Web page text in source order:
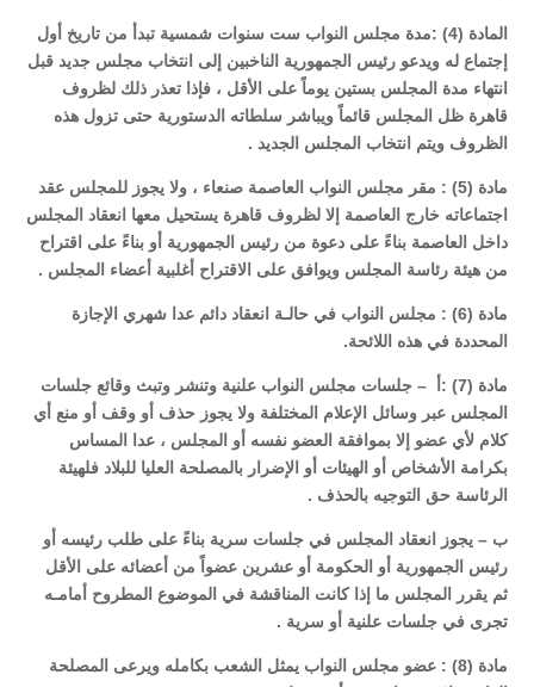
المادة (4) :مدة مجلس النواب ست سنوات شمسية تبدأ من تاريخ أول
إجتماع له ويدعو رئيس الجمهورية الناخبين إلى انتخاب مجلس جديد قبل
انتهاء مدة المجلس بستين يوماً على الأقل ، فإذا تعذر ذلك لظروف
قاهرة ظل المجلس قائماً ويباشر سلطاته الدستورية حتى تزول هذه
الظروف ويتم انتخاب المجلس الجديد .
مادة (5) : مقر مجلس النواب العاصمة صنعاء ، ولا يجوز للمجلس عقد
اجتماعاته خارج العاصمة إلا لظروف قاهرة يستحيل معها انعقاد المجلس
داخل العاصمة بناءً على دعوة من رئيس الجمهورية أو بناءً على اقتراح
من هيئة رئاسة المجلس ويوافق على الاقتراح أغلبية أعضاء المجلس .
مادة (6) : مجلس النواب في حالـة انعقاد دائم عدا شهري الإجازة
المحددة في هذه اللائحة.
مادة (7) :أ – جلسات مجلس النواب علنية وتنشر وتبث وقائع جلسات
المجلس عبر وسائل الإعلام المختلفة ولا يجوز حذف أو وقف أو منع أي
كلام لأي عضو إلا بموافقة العضو نفسه أو المجلس ، عدا المساس
بكرامة الأشخاص أو الهيئات أو الإضرار بالمصلحة العليا للبلاد فلهيئة
الرئاسة حق التوجيه بالحذف .
ب – يجوز انعقاد المجلس في جلسات سرية بناءً على طلب رئيسه أو
رئيس الجمهورية أو الحكومة أو عشرين عضواً من أعضائه على الأقل
ثم يقرر المجلس ما إذا كانت المناقشة في الموضوع المطروح أمامـه
تجرى في جلسات علنية أو سرية .
مادة (8) : عضو مجلس النواب يمثل الشعب بكامله ويرعى المصلحة